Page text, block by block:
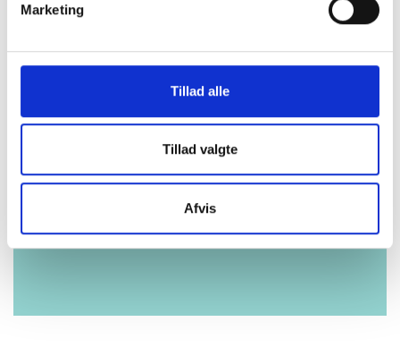
Marketing
Tillad alle
Tillad valgte
Afvis
3 års garanti og hurtig levering.
Produkter i høj kvalitet til skarpe priser.
Testet og dataslettet efter branchens
højeste standarder.
Vi står klar til at hjælpe og guide dig i
Et miljøansvarligt alternativ.